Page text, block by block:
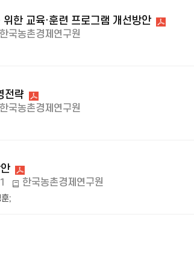
한 교육·훈련 프로그램 개선방안
한국농촌경제연구원
전략
한국농촌경제연구원
한국농촌경제연구원
;